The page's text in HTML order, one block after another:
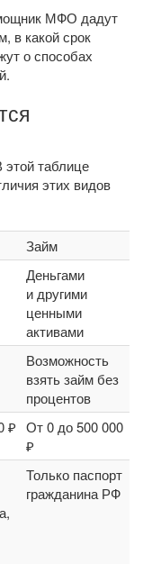
МФО дадут
в какой срок
о способах
этой таблице
этих видов
Займ
Деньгами
и другими
ценными
активами
Возможность
взять займ без
процентов
₽ От 0 до 500 000
₽
Только паспорт
гражданина РФ